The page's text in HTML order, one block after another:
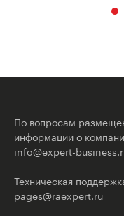
По вопросам
информации о
info@expert-
Техническая
pages@raexpert.ru